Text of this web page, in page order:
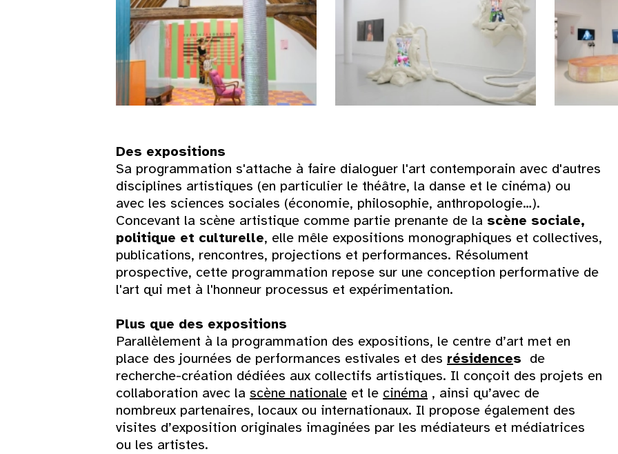
Mar Mer Jeu
1 2
4 5 6 7 8 9
11 12 13 14 15 16
25 26 27 28 29 30
Des expositions
Sa programmation s'attache à faire dialoguer l'art contemporain avec d'autres
disciplines artistiques (en particulier le théâtre, la danse et le cinéma) ou
avec les sciences sociales (économie, philosophie, anthropologie…).
Concevant la scène artistique comme partie prenante de la scène sociale,
politique et culturelle, elle mêle expositions monographiques et collectives,
publications, rencontres, projections et performances. Résolument
prospective, cette programmation repose sur une conception performative de
l'art qui met à l'honneur processus et expérimentation.
Plus que des expositions
Parallèlement à la programmation des expositions, le centre d’art met en
place des journées de performances estivales et des résidences de
recherche-création dédiées aux collectifs artistiques. Il conçoit des projets en
collaboration avec la scène nationale et le cinéma , ainsi qu’avec de
nombreux partenaires, locaux ou internationaux. Il propose également des
visites d’exposition originales imaginées par les médiateurs et médiatrices
ou les artistes.